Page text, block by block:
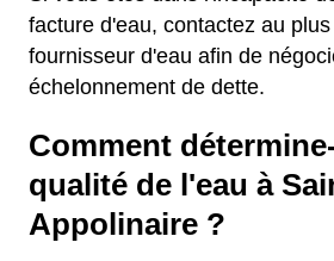
facture d'eau, contactez au
fournisseur d'eau afin de
échelonnement de dette.
Comment
qualité de l'eau à
Appolinaire ?